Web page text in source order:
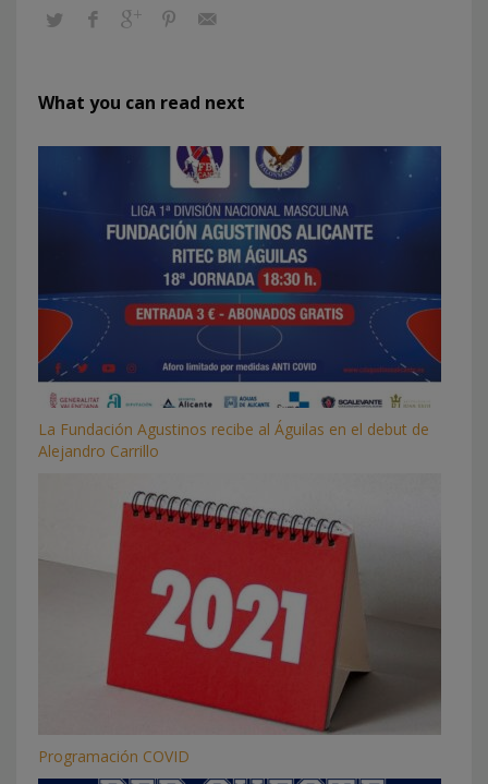
What you can read next
La Fundación Agustinos recibe al Águilas en el debut de
Alejandro Carrillo
Programación COVID